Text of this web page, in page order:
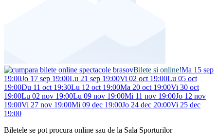
Bilete si online!Ma 15 sep
19:00Jo 17 sep 19:00Lu 21 sep 19:00Vi 02 oct 19:00Lu 05 oct
19:00Du 11 oct 19:30Lu 12 oct 19:00Ma 20 oct 19:00Vi 30 oct
19:00Lu 02 nov 19:00Lu 09 nov 19:00Mi 11 nov 19:00Jo 12 nov
19:00Vi 27 nov 19:00Mi 09 dec 19:00Jo 24 dec 20:00Vi 25 dec
19:00
Biletele se pot procura online sau de la Sala Sporturilor